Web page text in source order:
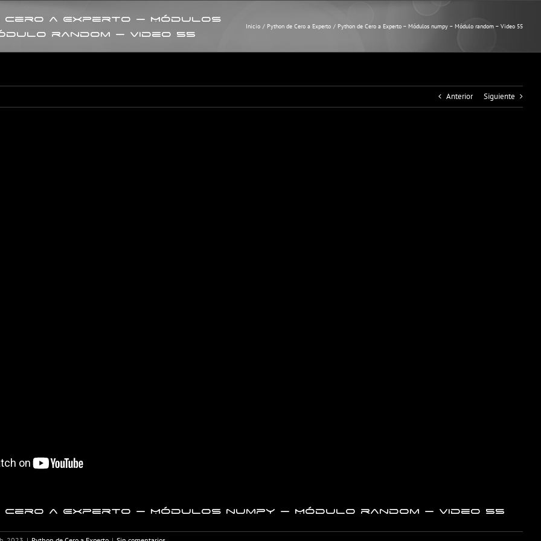
Cero a Experto – Módulos
random – Video 55
Inicio Python de Cero a Experto Python de Cero a Experto – Módulos numpy – Módulo random – Video 55
Anterior Siguiente
a Experto – Módulos numpy – Módulo random – Video 55